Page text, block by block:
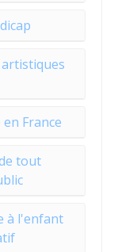
France
tout
à l'enfant